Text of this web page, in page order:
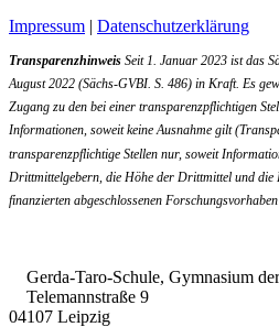
Impressum | Datenschutzerklärung
Transparenzhinweis Seit 1. Januar 2023 ist das
August 2022 (Sächs-GVBI. S. 486) in Kraft. Es
Zugang zu den bei einer transparenzpflichtigen
Informationen, soweit keine Ausnahme gilt
transparenzpflichtige Stellen nur, soweit
Drittmittelgebern, die Höhe der Drittmittel und
finanzierten abgeschlossenen
Gerda-Taro-Schule, Gymnasium
Telemannstraße 9
04107 Leipzig